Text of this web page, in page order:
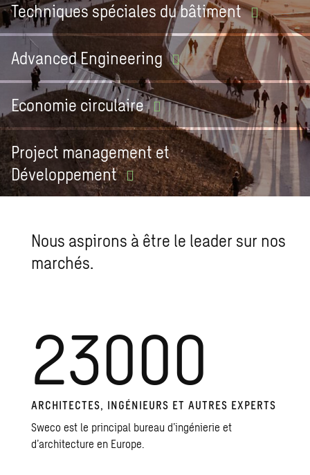
Techniques spéciales dubâtiment
AdvancedEngineering
Economiecirculaire
Project management et
Développement
Nous aspirons à être le leader sur nos
marchés.
23000
ARCHITECTES, INGÉNIEURS ET AUTRES EXPERTS
Sweco est le principal bureau d’ingénierie et
d’architecture en Europe.